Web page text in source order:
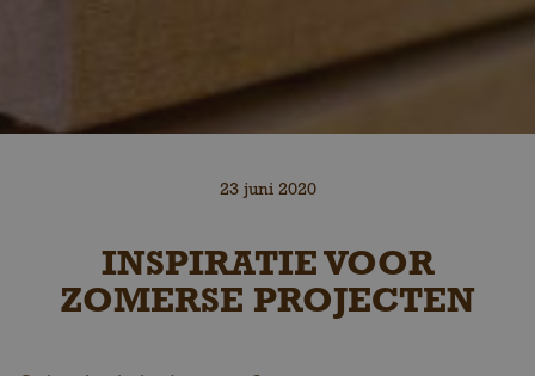
23 juni 2020
INSPIRATIE VOOR
ZOMERSE PROJECTEN